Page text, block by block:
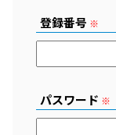
登録番号 ※
パスワード ※